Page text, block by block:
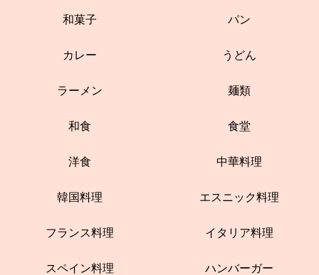
和菓子 パン
カレー うどん
ラーメン 麺類
和食 食堂
洋食 中華料理
韓国料理 エスニック料理
フランス料理 イタリア料理
スペイン料理 ハンバーガー